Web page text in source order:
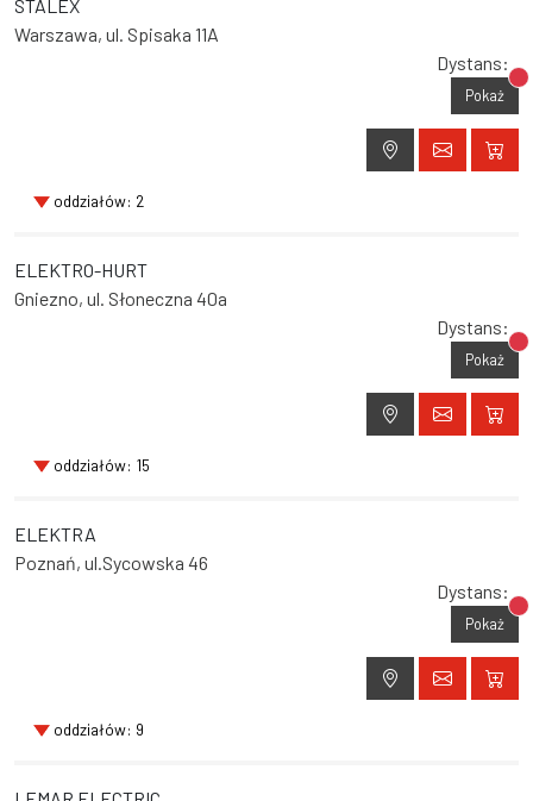
STALEX
Warszawa, ul. Spisaka 11A
Dystans:
Pokaż
oddziałów: 2
ELEKTRO-HURT
Gniezno, ul. Słoneczna 40a
Dystans:
Pokaż
oddziałów: 15
ELEKTRA
Poznań, ul.Sycowska 46
Dystans:
Pokaż
oddziałów: 9